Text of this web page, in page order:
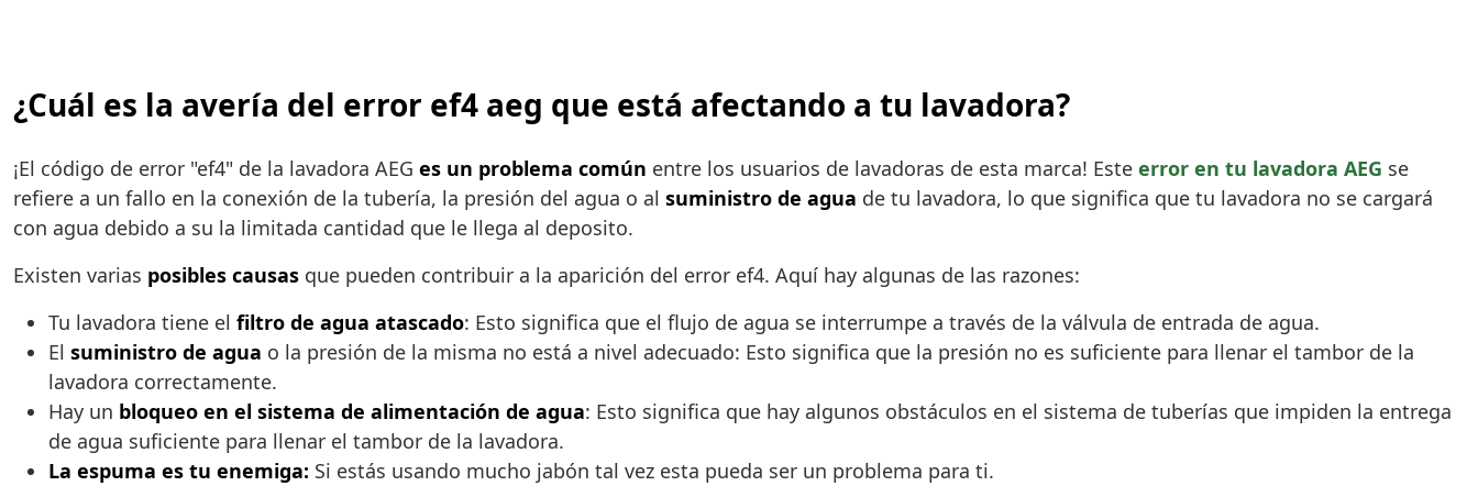
¿Cuál es la avería del error ef4 aeg que está afectando a tu lavadora?
¡El código de error "ef4" de la lavadora AEG es un problema común entre los usuarios de lavadoras de esta marca! Este error en tu lavadora AEG se
refiere a un fallo en la conexión de la tubería, la presión del agua o al suministro de agua de tu lavadora, lo que significa que tu lavadora no se cargará
con agua debido a su la limitada cantidad que le llega al deposito.
Existen varias posibles causas que pueden contribuir a la aparición del error ef4. Aquí hay algunas de las razones:
Tu lavadora tiene el filtro de agua atascado: Esto significa que el flujo de agua se interrumpe a través de la válvula de entrada de agua.
El suministro de agua o la presión de la misma no está a nivel adecuado: Esto significa que la presión no es suficiente para llenar el tambor de la
lavadora correctamente.
Hay un bloqueo en el sistema de alimentación de agua: Esto significa que hay algunos obstáculos en el sistema de tuberías que impiden la entrega
de agua suficiente para llenar el tambor de la lavadora.
La espuma es tu enemiga: Si estás usando mucho jabón tal vez esta pueda ser un problema para ti.